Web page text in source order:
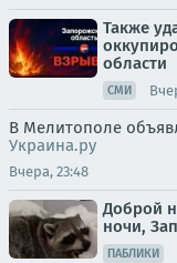
Также
области
СМИ
В Мелитополе
Украина.ру
Вчера, 23:48
Доброй
ночи,
ПАБЛИКИ